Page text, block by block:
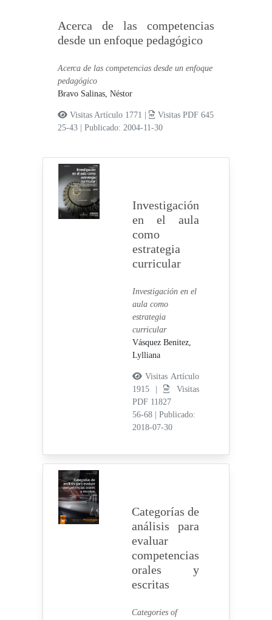
Acerca de las competencias
desde un enfoque pedagógico
Acerca de las competencias desde un enfoque
pedagógico
Bravo Salinas, Néstor
Visitas Artículo 1771 |
Visitas PDF 645
25-43
|Publicado: 2004-11-30
Investigación
en el aula
como
estrategia
curricular
Investigación en el
aula como
estrategia
curricular
Vásquez Benitez,
Lylliana
Visitas Artículo
1915 |
Visitas
PDF 11827
56-68
Publicado:
2018-07-30
Categorías de
análisis para
evaluar
competencias
orales y
escritas
Categories of